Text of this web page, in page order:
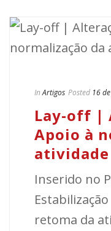
In Artigos Posted 16
Lay-off |
Apoio à
Inserido no
retoma da